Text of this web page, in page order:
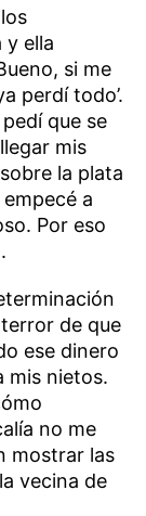
y ella
si me
perdí todo’.
que se
mis
la plata
a
Por eso
de que
ese dinero
mis nietos.
no me
mostrar las
vecina de